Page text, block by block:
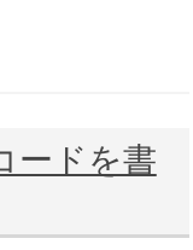
ードを書